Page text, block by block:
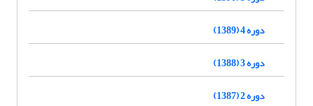
دوره 4 (1389)
دوره 3 (1388)
دوره 2 (1387)